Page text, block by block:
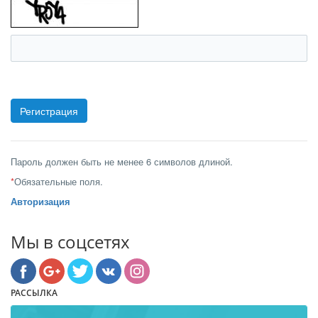
Пароль должен быть не менее 6 символов длиной.
*Обязательные поля.
Авторизация
Мы в соцсетях
РАССЫЛКА